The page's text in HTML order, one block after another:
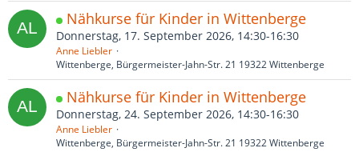
Nähkurse für Kinder in Wittenberge
Donnerstag, 17. September 2026, 14:30-16:30
Anne Liebler
Wittenberge, Bürgermeister-Jahn-Str. 21 19322 Wittenberge
Nähkurse für Kinder in Wittenberge
Donnerstag, 24. September 2026, 14:30-16:30
Anne Liebler
Wittenberge, Bürgermeister-Jahn-Str. 21 19322 Wittenberge